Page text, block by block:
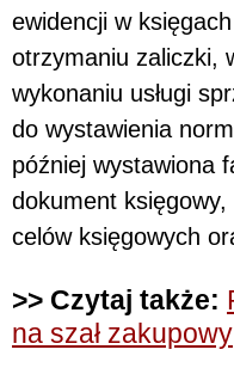
ewidencji w
otrzymaniu zaliczki,
wykonaniu usługi
do wystawienia
później wystawiona
dokument
celów księgowych
>> Czytaj także:
na szał zakupowy